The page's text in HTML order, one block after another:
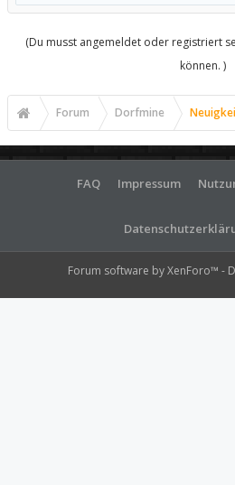
(Du musst angemeldet oder registriert
können. )
Forum Dorfmine
FAQ Impressum
Forum software by XenForo™ -